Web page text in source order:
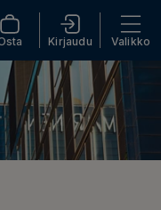
Kirjaudu Valikko